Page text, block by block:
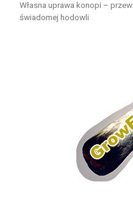
Własna uprawa konopi –
świadomej hodowli